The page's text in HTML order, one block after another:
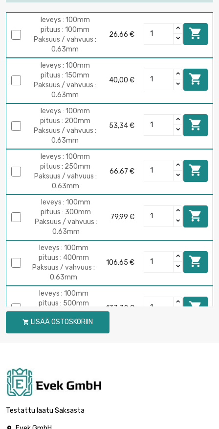
leveys : 100mm
pituus : 100mm
Paksuus / vahvuus :
0.63mm
26,66 € 
leveys : 100mm
pituus : 150mm
Paksuus / vahvuus :
0.63mm
40,00 € 
leveys : 100mm
pituus : 200mm
Paksuus / vahvuus :
0.63mm
53,34 € 
leveys : 100mm
pituus : 250mm
Paksuus / vahvuus :
0.63mm
66,67 € 
leveys : 100mm
pituus : 300mm
Paksuus / vahvuus :
0.63mm
79,99 € 
leveys : 100mm
pituus : 400mm
Paksuus / vahvuus :
0.63mm
106,65 € 
leveys : 100mm
pituus : 500mm
Paksuus / vahvuus :
0.63mm
133,32 € 
leveys : 100mm
0.63mm
 LISÄÄ OSTOSKORIIN
Testattu laatu Saksasta